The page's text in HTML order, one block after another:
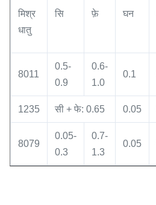
मिश्र
धातु
सि फ़े घन
8011
0.5-
0.9
0.6-
1.0
0.1
1235 सी + फे: 0.65 0.05
8079
0.05-
0.3
0.7-
1.3
0.05